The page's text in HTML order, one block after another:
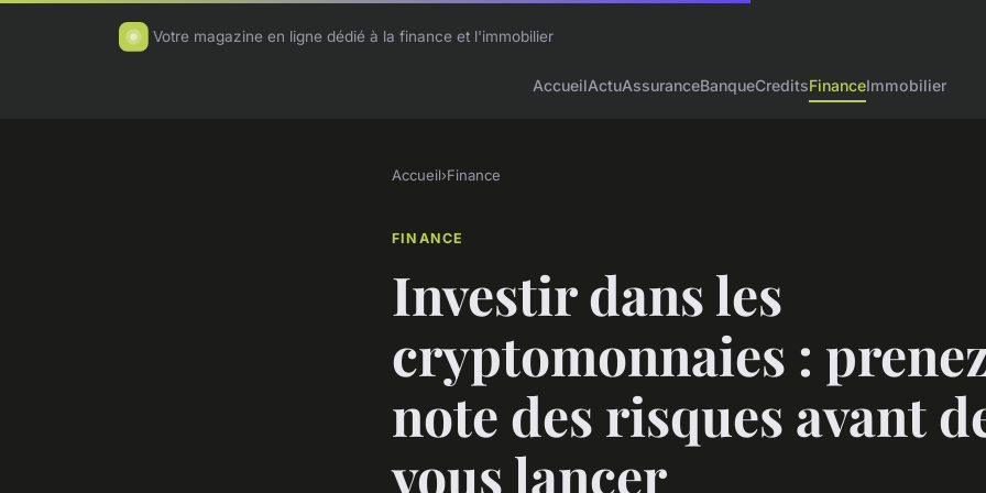
Votre magazine en ligne dédié à la finance et l'immobilier
AccueilActuAssuranceBanqueCreditsFinanceImmobilier
Accueil›Finance
FINANCE
Investir dans les
cryptomonnaies :
note des risques avant
vous lancer